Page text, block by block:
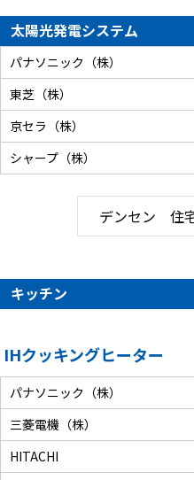
太陽光発電システム
パナソニック（株）
東芝（株）
京セラ（株）
シャープ（株）
デンセン 住
キッチン
IHクッキングヒーター
パナソニック（株）
三菱電機（株）
HITACHI